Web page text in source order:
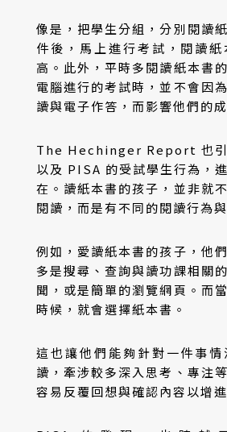
像是，把學生分組，分別閱讀
件後，馬上進行考試，閱讀
高。此外，平時多閱讀紙本書
電腦進行的考試時，並不會因
讀與電子作答，而影響他們的成
The Hechinger Report 也引
以及 PISA 的受試學生行為，
在。讀紙本書的孩子，並非就
閱讀，而是有不同的閱讀行為與
例如，愛讀紙本書的孩子，他
多是搜尋、查詢與讀功課相關
聞，或是簡單的瀏覽網頁。而
時候，就會選擇紙本書。
這也讓他們能夠針對一件事
讀，牽涉較多深入思考、專注
容易反覆回想與確認內容以增進